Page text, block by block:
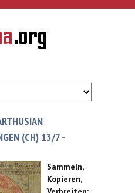
(CH) 13/7 -
Sammeln,
Kopieren,